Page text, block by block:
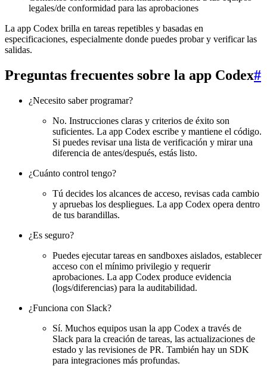
legales/de conformidad para las aprobaciones
La app Codex brilla en tareas repetibles y basadas en
especificaciones, especialmente donde puedes probar y verificar las
salidas.
Preguntas frecuentes sobre la app Codex#
¿Necesito saber programar?
No. Instrucciones claras y criterios de éxito son
suficientes. La app Codex escribe y mantiene el código.
Si puedes revisar una lista de verificación y mirar una
diferencia de antes/después, estás listo.
¿Cuánto control tengo?
Tú decides los alcances de acceso, revisas cada cambio
y apruebas los despliegues. La app Codex opera dentro
de tus barandillas.
¿Es seguro?
Puedes ejecutar tareas en sandboxes aislados, establecer
acceso con el mínimo privilegio y requerir
aprobaciones. La app Codex produce evidencia
(logs/diferencias) para la auditabilidad.
¿Funciona con Slack?
Sí. Muchos equipos usan la app Codex a través de
Slack para la creación de tareas, las actualizaciones de
estado y las revisiones de PR. También hay un SDK
para integraciones más profundas.